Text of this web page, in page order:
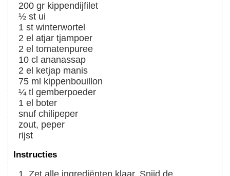
200 gr kippendijfilet
½ st ui
1 st winterwortel
2 el atjar tjampoer
2 el tomatenpuree
10 cl ananassap
2 el ketjap manis
75 ml kippenbouillon
¼ tl gemberpoeder
1 el boter
snuf chilipeper
zout, peper
rijst
Instructies
Zet alle ingrediënten klaar. Snijd de